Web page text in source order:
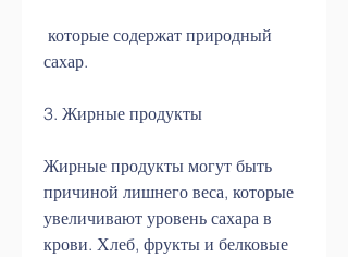
сахар.
3. Жирные продукты
Жирные продукты могут быть
причиной лишнего веса, которые
увеличивают уровень сахара в
крови. Хлеб, фрукты и белковые